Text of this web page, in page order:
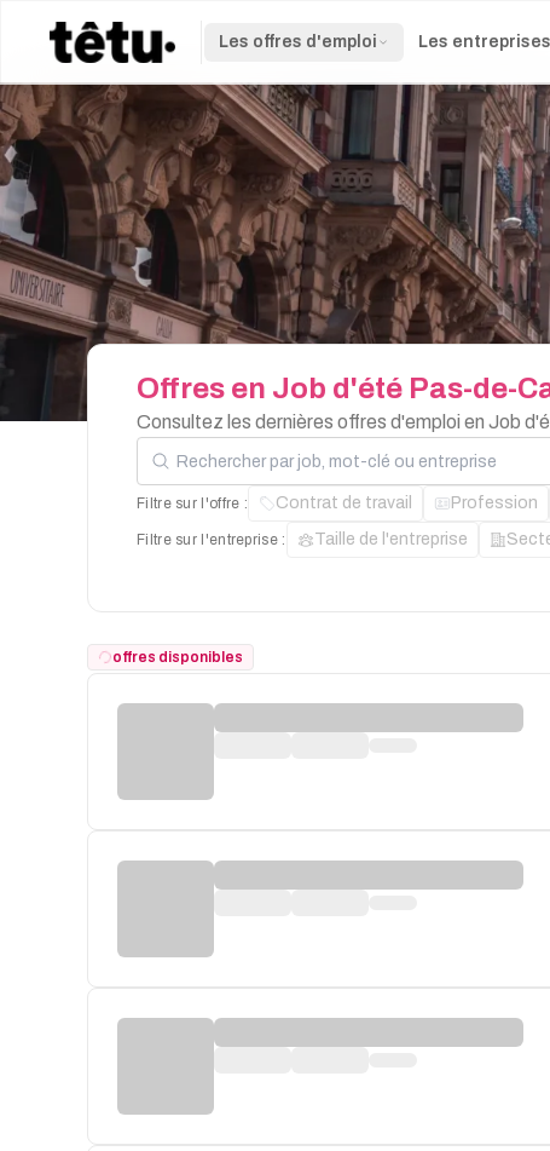
Les offres d'emploi Les entreprises
Offres en Job d'été Pas-de-
Consultez les dernières offres d'emploi en Job
Rechercher par job, mot-clé ou entreprise
Filtre sur l'offre : Contrat de travail Profession
Filtre sur l'entreprise : Taille de l'entreprise
offres disponibles